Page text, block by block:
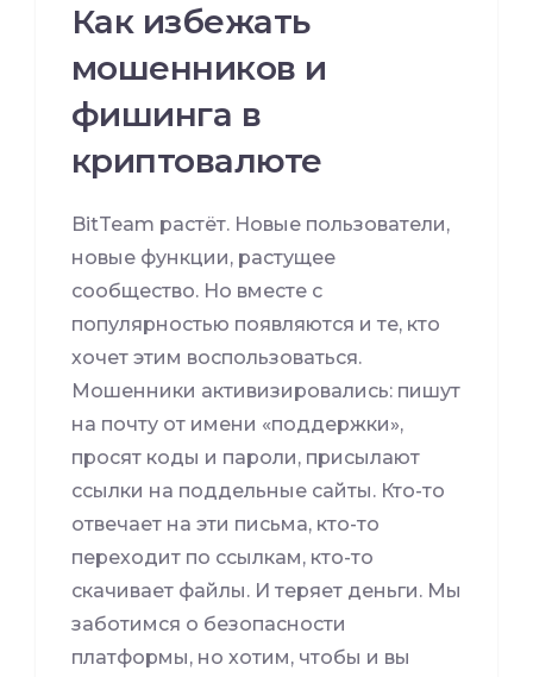
Как избежать
мошенников и
фишинга в
криптовалюте
BitTeam растёт. Новые пользователи,
новые функции, растущее
сообщество. Но вместе с
популярностью появляются и те, кто
хочет этим воспользоваться.
Мошенники активизировались: пишут
на почту от имени «поддержки»,
просят коды и пароли, присылают
ссылки на поддельные сайты. Кто-то
отвечает на эти письма, кто-то
переходит по ссылкам, кто-то
скачивает файлы. И теряет деньги. Мы
заботимся о безопасности
платформы, но хотим, чтобы и вы